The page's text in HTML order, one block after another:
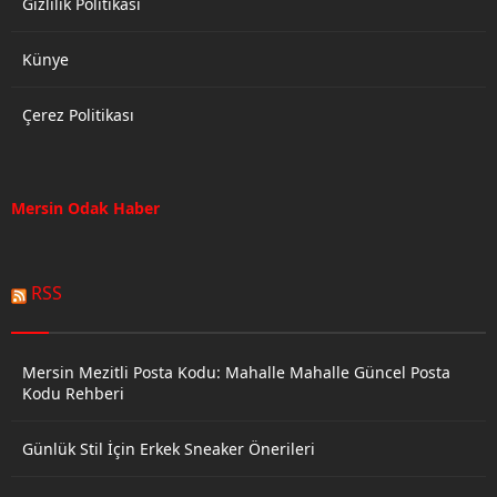
Künye
Çerez Politikası
Mersin Odak Haber
RSS
Mersin Mezitli Posta Kodu: Mahalle Mahalle Güncel Posta
Kodu Rehberi
Günlük Stil İçin Erkek Sneaker Önerileri